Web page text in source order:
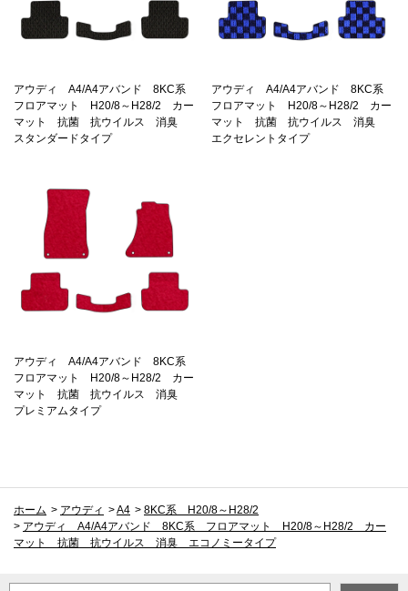
アウディ A4/A4アバンド 8KC系
フロアマット H20/8～H28/2 カー
マット 抗菌 抗ウイルス 消臭
スタンダードタイプ
アウディ A4/A4アバンド 8KC系
フロアマット H20/8～H28/2 カー
マット 抗菌 抗ウイルス 消臭
エクセレントタイプ
アウディ A4/A4アバンド 8KC系
フロアマット H20/8～H28/2 カー
マット 抗菌 抗ウイルス 消臭
プレミアムタイプ
ホーム > アウディ >A4 > 8KC系 H20/8～H28/2
> アウディ A4/A4アバンド 8KC系 フロアマット H20/8～H28/2 カー
マット 抗菌 抗ウイルス 消臭 エコノミータイプ